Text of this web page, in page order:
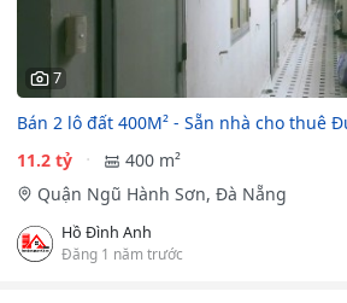
7
Bán 2 lô đất 400M² - Sẵn nhà cho thuê
11.2 tỷ
400 m²
Quận Ngũ Hành Sơn, Đà Nẵng
Hồ Đình Anh
Đăng 1 năm trước